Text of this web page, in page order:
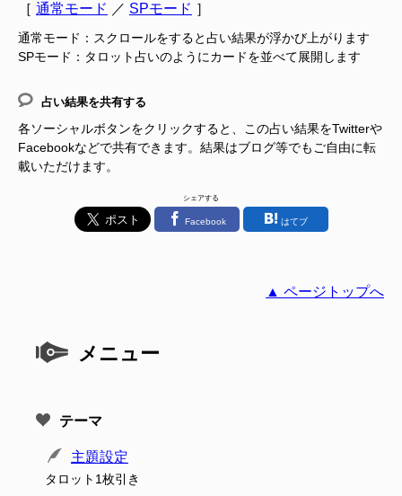
［ 通常モード ／ SPモード ］
通常モード：スクロールをすると占い結果が浮かび上がります
SPモード：タロット占いのようにカードを並べて展開します
占い結果を共有する
各ソーシャルボタンをクリックすると、この占い結果をTwitterや
Facebookなどで共有できます。結果はブログ等でもご自由に転
載いただけます。
シェアする
Facebook はてブ
▲ ページトップへ
メニュー
テーマ
主題設定
タロット1枚引き